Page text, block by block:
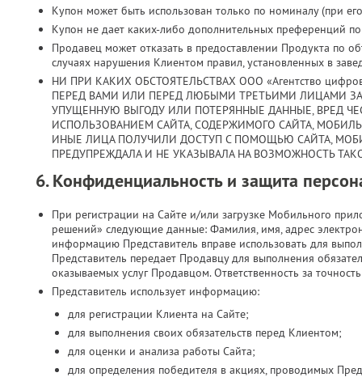
Купон может быть использован только по номиналу (при
Купон не дает каких-либо дополнительных преференций
Продавец может отказать в предоставлении Продукта по
случаях нарушения Клиентом правил, установленных в
НИ ПРИ КАКИХ ОБСТОЯТЕЛЬСТВАХ ООО «Агентство
ПЕРЕД ВАМИ ИЛИ ПЕРЕД ЛЮБЫМИ ТРЕТЬИМИ ЛИЦАМИ
УПУЩЕННУЮ ВЫГОДУ ИЛИ ПОТЕРЯННЫЕ ДАННЫЕ, ВРЕД
ИСПОЛЬЗОВАНИЕМ САЙТА, СОДЕРЖИМОГО САЙТА,
ИНЫЕ ЛИЦА ПОЛУЧИЛИ ДОСТУП С ПОМОЩЬЮ САЙТА,
ПРЕДУПРЕЖДАЛА И НЕ УКАЗЫВАЛА НА ВОЗМОЖНОСТЬ
6. Конфиденциальность и защита
При регистрации на Сайте и/или загрузке Мобильного
решений» следующие данные: Фамилия, имя, адрес
информацию Представитель вправе использовать для
Представитель передает Продавцу для выполнения
оказываемых услуг Продавцом. Ответственность за
Представитель использует информацию:
для регистрации Клиента на Сайте;
для выполнения своих обязательств перед Клиентом;
для оценки и анализа работы Сайта;
для определения победителя в акциях, проводимых